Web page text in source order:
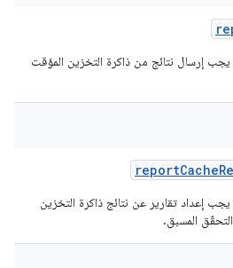
إرسال نتائج من ذاكرة التخزين المؤقت
reportCache
إعداد تقارير عن نتائج ذاكرة التخزين
المسبق.